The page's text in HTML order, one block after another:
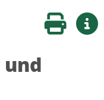
Seite